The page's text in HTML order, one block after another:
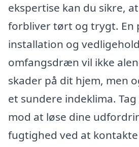
ekspertise kan du sikre,
forbliver tørt og trygt. En
installation og
omfangsdræn vil ikke
skader på dit hjem, men
et sundere indeklima.
mod at løse dine
fugtighed ved at